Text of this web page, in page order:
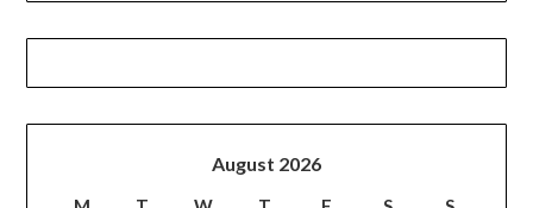
August 2026